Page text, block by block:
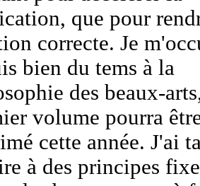
que pour
correcte. Je
bien du tems à la
des beaux-
volume pourra
cette année. J'ai
à des principes